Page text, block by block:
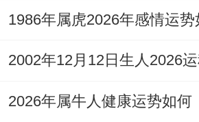
应对突发开销，那佩戴祥安
主对财库的守护之力，平衡
感情姻缘运势：红鸾星动与
1986年属虎2026年感情运势
2026年属牛人健康运势如何